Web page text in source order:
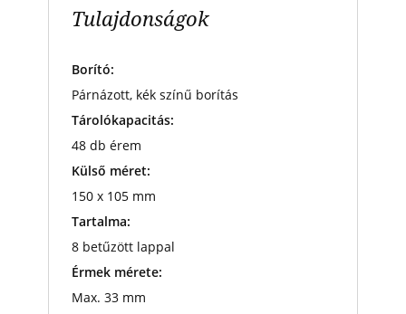
Tulajdonságok
Borító:
Párnázott, kék színű borítás
Tárolókapacitás:
48 db érem
Külső méret:
150 x 105 mm
Tartalma:
8 betűzött lappal
Érmek mérete:
Max. 33 mm